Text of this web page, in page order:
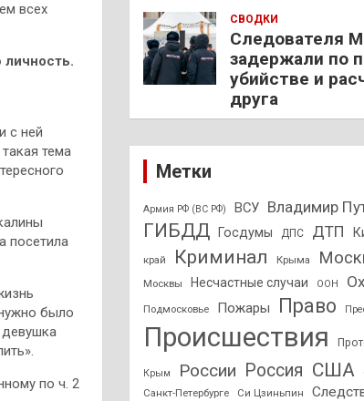
всех
личность.
с ней
тема
посетила
было
по ч. 2
СВОДКИ
Следователя
задержали по
убийстве и
друга
Метки
Армия РФ (ВС РФ) ВСУ Владимир
ГИБДД Госдумы ДПС ДТП
край Криминал Крыма
Москвы Несчастные случаи ООН
Подмосковье Пожары Право
Происшествия
Крым России Россия США
Санкт-Петербурге
Си Цзиньпин